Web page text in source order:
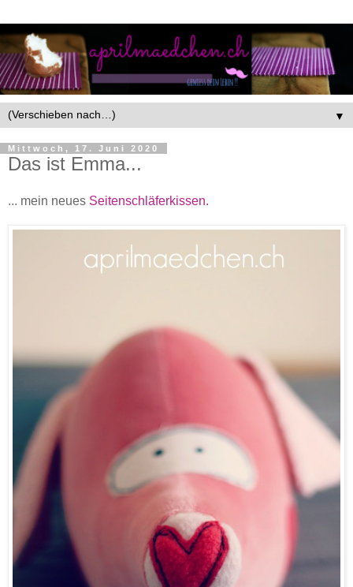
▼
Mittwoch, 17. Juni 2020
Das ist Emma...
... mein neues Seitenschläferkissen.